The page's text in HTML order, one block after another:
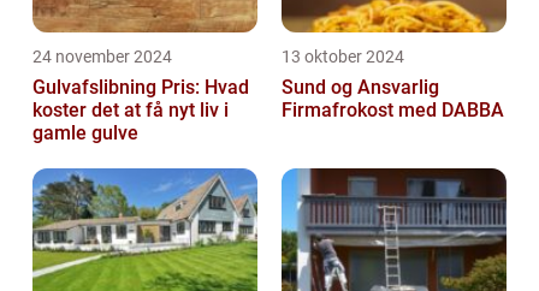
24 november 2024
Gulvafslibning Pris: Hvad
koster det at få nyt liv i
gamle gulve
13 oktober 2024
Sund og Ansvarlig
Firmafrokost med DABBA